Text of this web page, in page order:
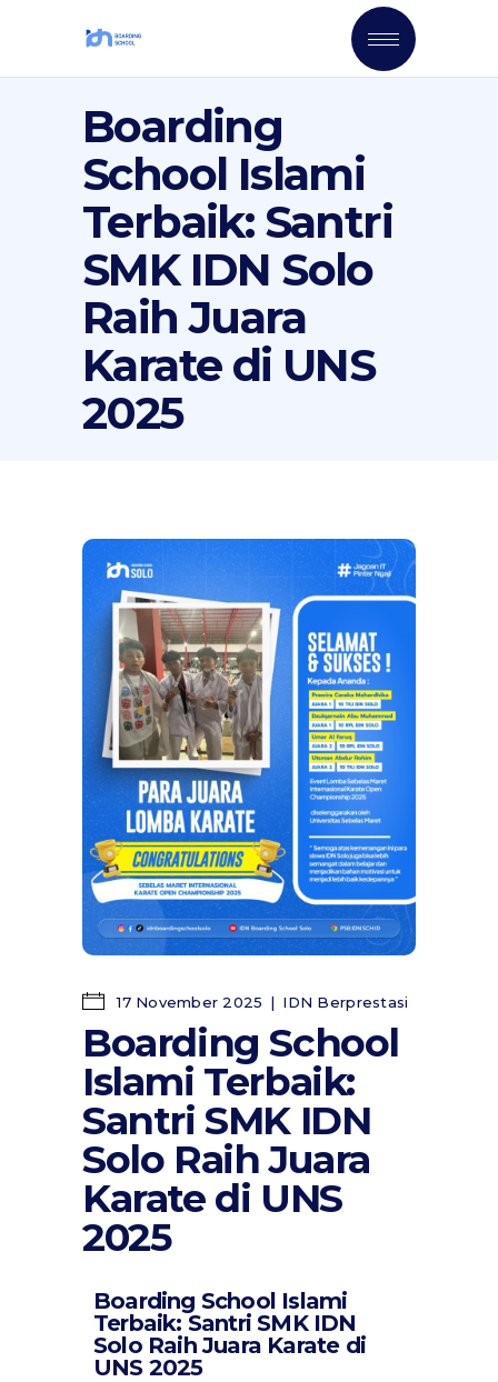
Boarding
School Islami
Terbaik: Santri
SMK IDN Solo
Raih Juara
Karate di UNS
2025
17 November 2025 IDN Berprestasi
Boarding School
Islami Terbaik:
Santri SMK IDN
Solo Raih Juara
Karate di UNS
2025
Boarding School Islami
Terbaik: Santri SMK IDN
Solo Raih Juara Karate di
UNS 2025